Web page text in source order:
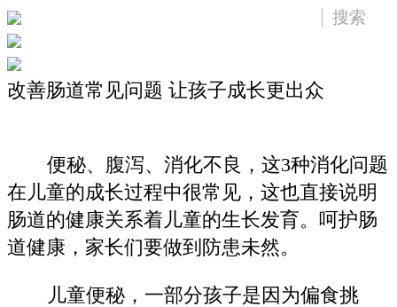
改善肠道常见问题 让孩子成长更出众
便秘、腹泻、消化不良，这3种消化问题
在儿童的成长过程中很常见，这也直接说明
肠道的健康关系着儿童的生长发育。呵护肠
道健康，家长们要做到防患未然。
儿童便秘，一部分孩子是因为偏食挑